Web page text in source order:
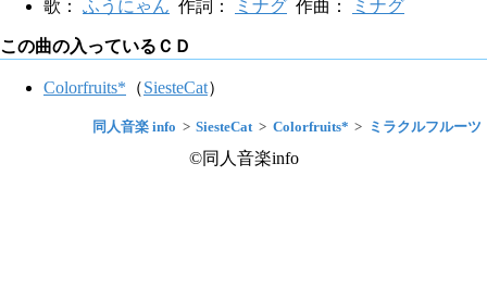
歌： ふうにゃん 作詞： ミナグ 作曲： ミナグ
この曲の入っているＣＤ
Colorfruits* （SiesteCat）
同人音楽 info SiesteCat Colorfruits* ミラクルフルーツ
©同人音楽info